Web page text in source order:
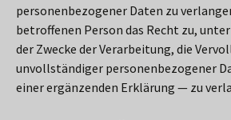
personenbezogener Daten zu
betroffenen Person das Recht zu,
der Zwecke der Verarbeitung, die
unvollständiger personenbezogener
einer ergänzenden Erklärung — zu